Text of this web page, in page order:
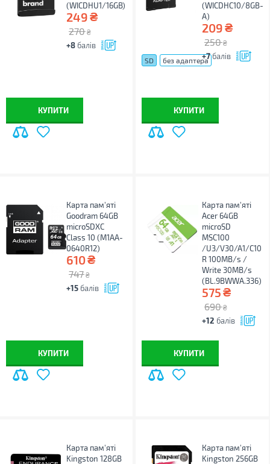
(WICDHU1/16GB)
249₴
270 ₴
+8 балів
КУПИТИ
(WICDHC10/8GB-
A)
209₴
250 ₴
+7балів
SD без адаптера
КУПИТИ
Карта пам'яті
Goodram 64GB
microSDXC
Class 10 (M1AA-
0640R12)
610₴
747 ₴
+15 балів
КУПИТИ
Карта пам'яті
Acer 64GB
microSD
MSC100
/U3/V30/A1/C10
R 100MB/s /
Write 30MB/s
(BL.9BWWA.336)
575₴
690 ₴
+12 балів
КУПИТИ
Карта пам'яті
Kingston 128GB
Карта пам'яті
Kingston 256GB